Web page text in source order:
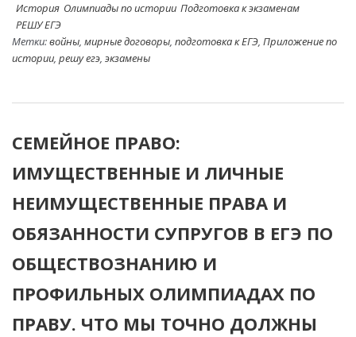
История Олимпиады по истории Подготовка к экзаменам
РЕШУ ЕГЭ
Метки:войны, мирные договоры, подготовка к ЕГЭ, Приложение по
истории, решу егэ, экзамены
СЕМЕЙНОЕ ПРАВО:
ИМУЩЕСТВЕННЫЕ И ЛИЧНЫЕ
НЕИМУЩЕСТВЕННЫЕ ПРАВА И
ОБЯЗАННОСТИ СУПРУГОВ В ЕГЭ ПО
ОБЩЕСТВОЗНАНИЮ И
ПРОФИЛЬНЫХ ОЛИМПИАДАХ ПО
ПРАВУ. ЧТО МЫ ТОЧНО ДОЛЖНЫ